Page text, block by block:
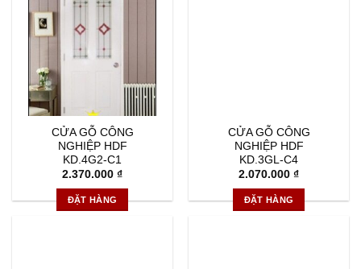
CỬA GỖ CÔNG
NGHIỆP HDF
KD.4G2-C1
2.370.000 ₫
ĐẶT HÀNG
CỬA GỖ CÔNG
NGHIỆP HDF
KD.3GL-C4
2.070.000 ₫
ĐẶT HÀNG